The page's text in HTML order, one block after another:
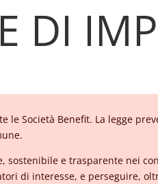
DI
Società Benefit. La legge
sostenibile e trasparente nei
di interesse, e perseguire,